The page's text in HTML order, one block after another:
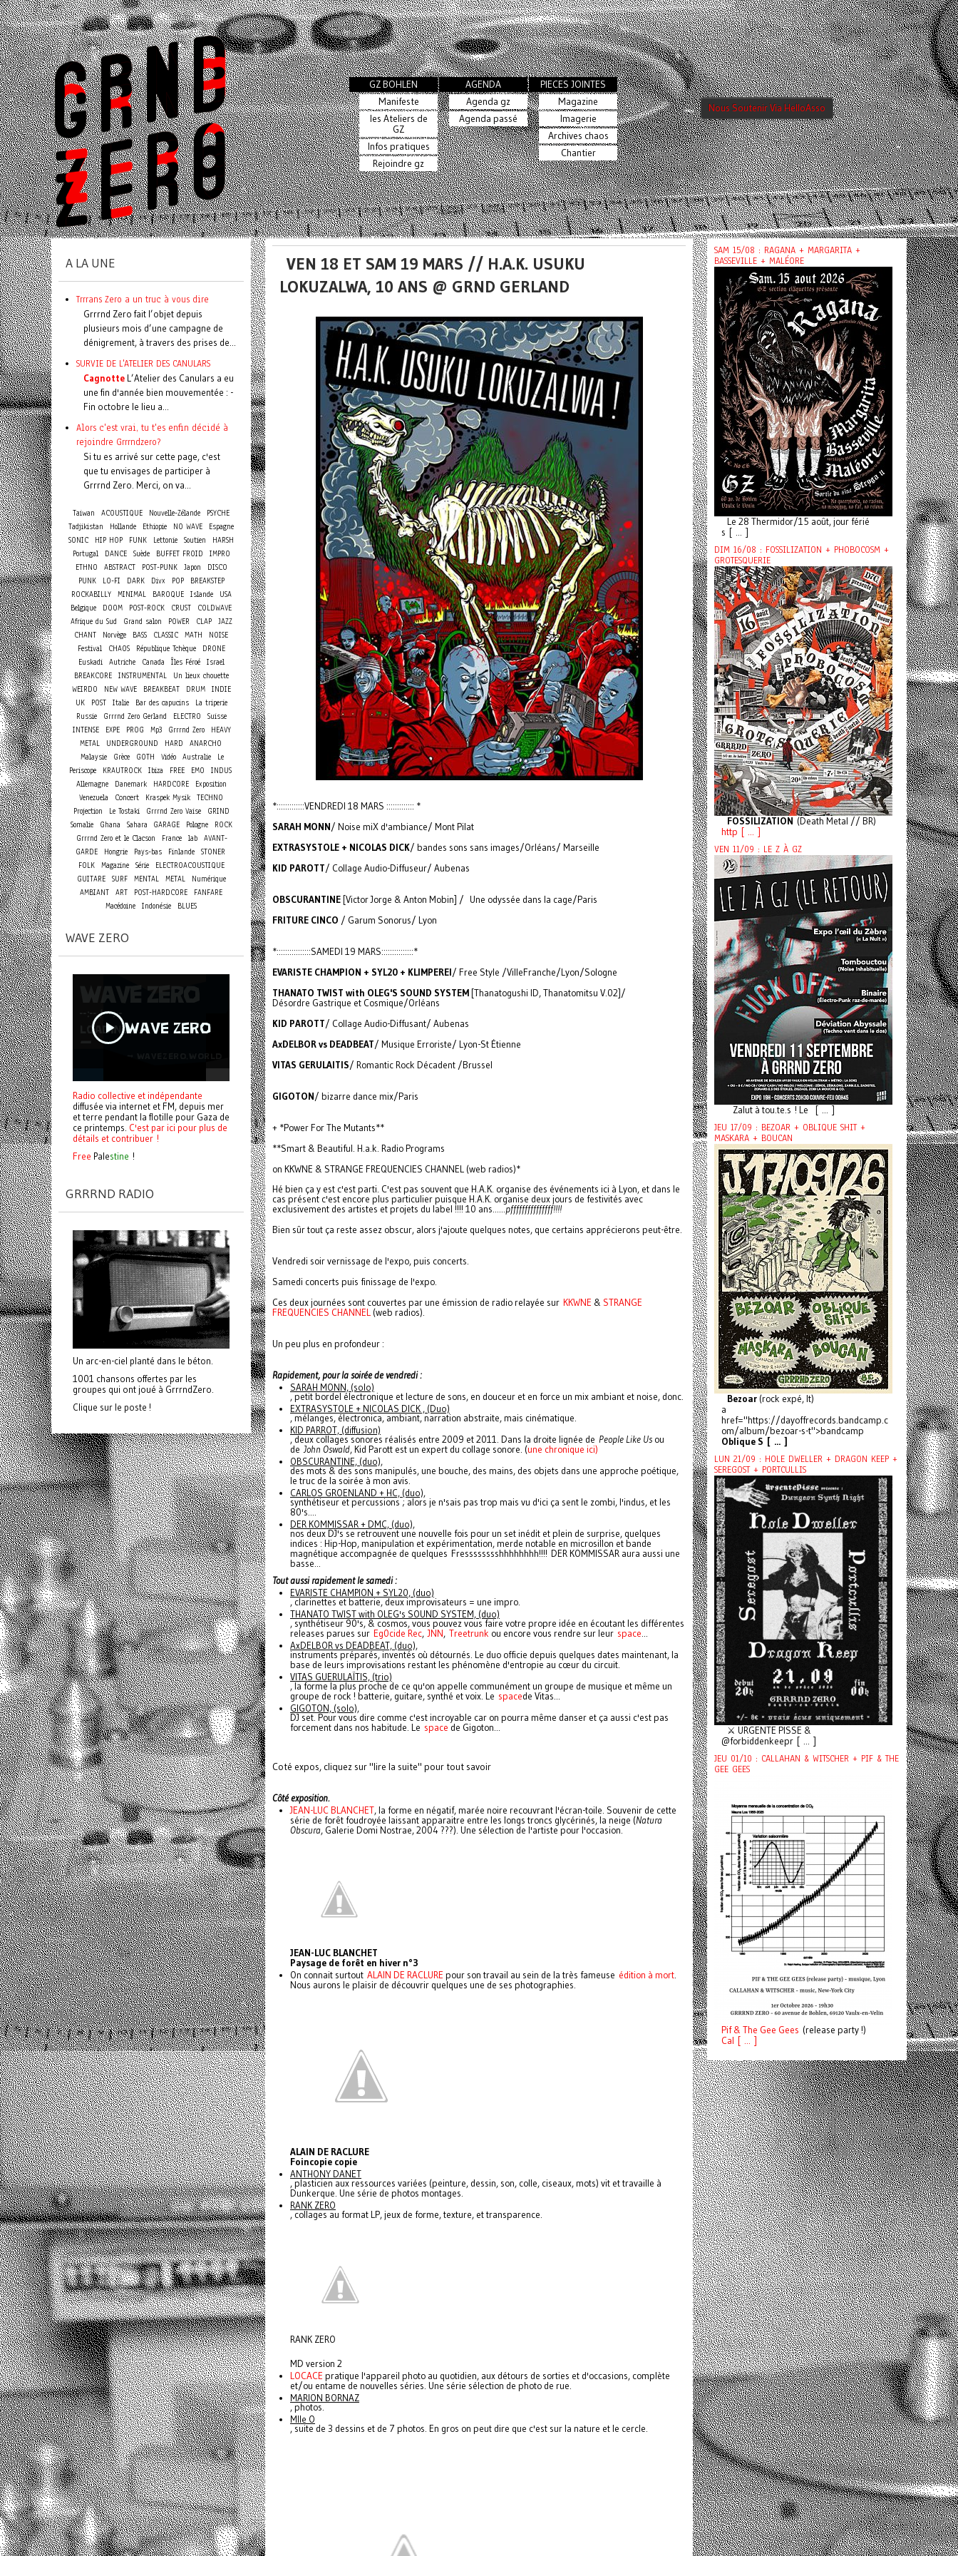
GZ BOHLEN
Manifeste
les Ateliers de
GZ
Infos pratiques
Rejoindre gz
AGENDA
Agenda gz
Agenda passé
PIECES JOINTES
Magazine
Imagerie
Archives chaos
Chantier
Nous Soutenir Via HelloAsso
VEN 18 ET SAM 19 MARS // H.A.K. USUKU
LOKUZALWA, 10 ANS @ GRND GERLAND
*:::::::::::::VENDREDI 18 MARS ::::::::::::: *
SARAH MONN/ Noise miX d'ambiance/ Mont Pilat
EXTRASYSTOLE + NICOLAS DICK/ bandes sons sans images/Orléans/ Marseille
KID PAROTT/ Collage Audio-Diffuseur/ Aubenas
OBSCURANTINE [Victor Jorge & Anton Mobin] / Une odyssée dans la cage/Paris
FRITURE CINCO / Garum Sonorus/ Lyon
*::::::::::::::::SAMEDI 19 MARS:::::::::::::::*
EVARISTE CHAMPION + SYL20 + KLIMPEREI/ Free Style /VilleFranche/Lyon/Sologne
THANATO TWIST with OLEG'S SOUND SYSTEM [Thanatogushi ID, Thanatomitsu V.02]/
Désordre Gastrique et Cosmique/Orléans
KID PAROTT/ Collage Audio-Diffusant/ Aubenas
AxDELBOR vs DEADBEAT/ Musique Erroriste/ Lyon-St Étienne
VITAS GERULAITIS/ Romantic Rock Décadent /Brussel
GIGOTON/ bizarre dance mix/Paris
+ *Power For The Mutants**
**Smart & Beautiful. H.a.k. Radio Programs
on KKWNE & STRANGE FREQUENCIES CHANNEL (web radios)*
Hé bien ça y est c'est parti. C'est pas souvent que H.A.K. organise des événements ici à Lyon, et dans le
cas présent c'est encore plus particulier puisque H.A.K. organise deux jours de festivités avec
exclusivement des artistes et projets du label !!!! 10 ans......pfffffffffffffff!!!!
Bien sûr tout ça reste assez obscur, alors j'ajoute quelques notes, que certains apprécierons peut-être.
Vendredi soir vernissage de l'expo, puis concerts.
Samedi concerts puis finissage de l'expo.
Ces deux journées sont couvertes par une émission de radio relayée sur KKWNE & STRANGE
FREQUENCIES CHANNEL (web radios).
Un peu plus en profondeur :
Rapidement, pour la soirée de vendredi :
SARAH MONN, (solo)
, petit bordel électronique et lecture de sons, en douceur et en force un mix ambiant et noise, donc.
EXTRASYSTOLE + NICOLAS DICK , (Duo)
, mélanges, électronica, ambiant, narration abstraite, mais cinématique.
KID PARROT, (diffusion)
, deux collages sonores réalisés entre 2009 et 2011. Dans la droite lignée de People Like Us ou
deJohn Oswald, Kid Parott est un expert du collage sonore. (une chronique ici)
OBSCURANTINE, (duo),
des mots & des sons manipulés, une bouche, des mains, des objets dans une approche poétique,
le truc de la soirée à mon avis.
CARLOS GROENLAND + HC, (duo),
synthétiseur et percussions ; alors je n'sais pas trop mais vu d'ici ça sent le zombi, l'indus, et les
80's....
DER KOMMISSAR + DMC, (duo),
nos deux DJ's se retrouvent une nouvelle fois pour un set inédit et plein de surprise, quelques
indices : Hip-Hop, manipulation et expérimentation, merde notable en microsillon et bande
magnétique accompagnée de quelques Fresssssssshhhhhhhh!!!! DER KOMMISSAR aura aussi une
basse...
Tout aussi rapidement le samedi :
EVARISTE CHAMPION + SYL20, (duo)
, clarinettes et batterie, deux improvisateurs = une impro.
THANATO TWIST with OLEG's SOUND SYSTEM, (duo)
, synthétiseur 90's, & cosmos, vous pouvez vous faire votre propre idée en écoutant les différentes
releases parues sur Eg0cide Rec,JNN, Treetrunk ou encore vous rendre sur leur space...
AxDELBOR vs DEADBEAT, (duo),
instruments préparés, inventés où détournés. Le duo officie depuis quelques dates maintenant, la
base de leurs improvisations restant les phénomène d'entropie au cœur du circuit.
VITAS GUERULAÏTIS, (trio)
, la forme la plus proche de ce qu'on appelle communément un groupe de musique et même un
groupe de rock ! batterie, guitare, synthé et voix. Le spacede Vitas...
GIGOTON, (solo),
DJ set. Pour vous dire comme c'est incroyable car on pourra même danser et ça aussi c'est pas
forcement dans nos habitude. Le space de Gigoton...
Coté expos, cliquez sur "lire la suite" pour tout savoir
Côté exposition.
JEAN-LUC BLANCHET, la forme en négatif, marée noire recouvrant l'écran-toile. Souvenir de cette
série de forêt foudroyée laissant apparaitre entre les longs troncs glycérinés, la neige (Natura
Obscura, Galerie Domi Nostrae, 2004 ???). Une sélection de l'artiste pour l'occasion.
JEAN-LUC BLANCHET
Paysage de forêt en hiver n°3
On connait surtout ALAIN DE RACLURE pour son travail au sein de la très fameuse édition à mort.
Nous aurons le plaisir de découvrir quelques une de ses photographies.
ALAIN DE RACLURE
Foincopie copie
ANTHONY DANET
, plasticien aux ressources variées (peinture, dessin, son, colle, ciseaux, mots) vit et travaille à
Dunkerque. Une série de photos montages.
RANK ZERO
, collages au format LP, jeux de forme, texture, et transparence.
RANK ZERO
MD version 2
LOCACE pratique l'appareil photo au quotidien, aux détours de sorties et d'occasions, complète
et/ou entame de nouvelles séries. Une série sélection de photo de rue.
MARION BORNAZ
, photos.
Mlle O
, suite de 3 dessins et de 7 photos. En gros on peut dire que c'est sur la nature et le cercle.
A LA UNE
Trrrans Zero a un truc à vous dire
Grrrnd Zero fait l’objet depuis
plusieurs mois d’une campagne de
dénigrement, à travers des prises de...
SURVIE DE L'ATELIER DES CANULARS
Cagnotte L’Atelier des Canulars a eu
une fin d'année bien mouvementée : -
Fin octobre le lieu a...
Alors c'est vrai, tu t'es enfin décidé à
rejoindre Grrrndzero?
Si tu es arrivé sur cette page, c'est
que tu envisages de participer à
Grrrnd Zero. Merci, on va...
Taiwan ACOUSTIQUE Nouvelle-Zélande
PSYCHE
Tadjikistan
Hollande Ethiopie NO WAVE
Espagne
SONIC
HIP HOP FUNK Lettonie Soutien
HARSH
Portugal
DANCE Suède BUFFET FROID
IMPRO
ETHNO
ABSTRACT POST-PUNK Japon
DISCO
PUNK
LO-FI DARK Divx POP
BREAKSTEP
ROCKABILLY
MINIMAL BAROQUE Islande
USA
Belgique
DOOM POST-ROCK CRUST
COLDWAVE
Afrique du Sud
Grand salon POWER CLAP
JAZZ
CHANT
Norvège BASS CLASSIC MATH
NOISE
Festival
CHAOS République Tchèque
DRONE
Euskadi
Autriche Canada Îles Féroé
Israel
BREAKCORE
INSTRUMENTAL
Un lieux chouette
WEIRDO
NEW WAVE BREAKBEAT DRUM
INDIE
UK
POST Italie Bar des capucins
La triperie
Russie
Grrrnd Zero Gerland ELECTRO
Suisse
INTENSE
EXPE PROG Mp3 Grrrnd Zero
HEAVY
METAL
UNDERGROUND HARD
ANARCHO
Malaysie
Grèce GOTH Vidéo Australie
Le
Periscope
KRAUTROCK Ibiza FREE EMO
INDUS
Allemagne
Danemark HARDCORE
Exposition
Venezuela
Concert Kraspek Mysik TECHNO
Projection
Le Tostaki Grrrnd Zero Vaise
GRIND
Somalie
Ghana Sahara GARAGE Pologne
ROCK
Grrrnd Zero et le Clacson
France lab AVANT-
GARDE
Hongrie Pays-bas Finlande STONER
FOLK
Magazine Série
ELECTROACOUSTIQUE
GUITARE
SURF MENTAL METAL
Numérique
AMBIANT ART POST-HARDCORE
FANFARE
Macédoine Indonésie BLUES
WAVE ZERO
Radio collective et indépendante
diffusée via internet et FM, depuis mer
et terre pendant la flotille pour Gaza de
ce printemps. C'est par ici pour plus de
détails et contribuer !
Free Palestine !
GRRRND RADIO
Un arc-en-ciel planté dans le béton.
1001 chansons offertes par les
groupes qui ont joué à GrrrndZero.
Clique sur le poste !
SAM 15/08 : RAGANA + MARGARITA +
BASSEVILLE + MALÉORE
Le 28 Thermidor/15 août, jour férié
s [ ... ]
DIM 16/08 : FOSSILIZATION + PHOBOCOSM +
GROTESQUERIE
FOSSILIZATION (Death Metal // BR)
http [ ... ]
VEN 11/09 : LE Z À GZ
Zalut à tou.te.s ! Le [ ... ]
JEU 17/09 : BEZOAR + OBLIQUE SHIT +
MASKARA + BOUCAN
Bezoar (rock expé, It)
a
href="https://dayoffrecords.bandcamp.c
om/album/bezoar-s-t">bandcamp
Oblique S [ ... ]
LUN 21/09 : HOLE DWELLER + DRAGON KEEP +
SEREGOST + PORTCULLIS
⚔️ URGENTE PISSE &
@forbiddenkeepr [ ... ]
JEU 01/10 : CALLAHAN & WITSCHER + PIF & THE
GEE GEES
Pif& The Gee Gees (release party !)
Cal [ ... ]